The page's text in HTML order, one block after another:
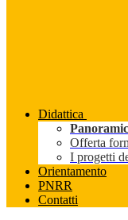
Didattica
Offerta
I progetti
Orientamento
PNRR
Contatti